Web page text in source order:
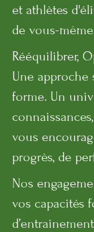
et athlètes
de vous-
Rééquilibrer,
Une
forme. Un
vous
progrès, de
Nos
vos capacités